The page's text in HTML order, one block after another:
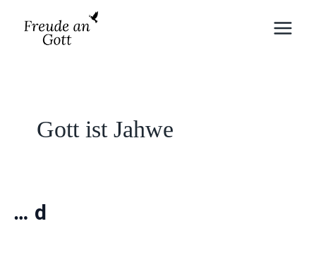
Inhalt
springen
Gott ist Jahwe
… der Heilige